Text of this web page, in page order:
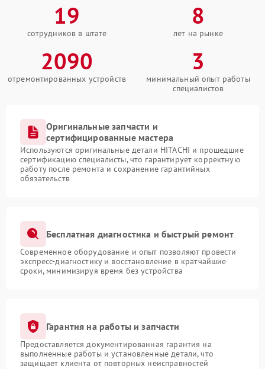
19
сотрудников в штате
8
лет на рынке
2090
отремонтированных устройств
3
минимальный опыт работы
специалистов
Оригинальные запчасти и
сертифицированные мастера
Используются оригинальные детали HITACHI и прошедшие
сертификацию специалисты, что гарантирует корректную
работу после ремонта и сохранение гарантийных
обязательств
Бесплатная диагностика и быстрый ремонт
Современное оборудование и опыт позволяют провести
экспресс-диагностику и восстановление в кратчайшие
сроки, минимизируя время без устройства
Гарантия на работы и запчасти
Предоставляется документированная гарантия на
выполненные работы и установленные детали, что
защищает клиента от повторных неисправностей